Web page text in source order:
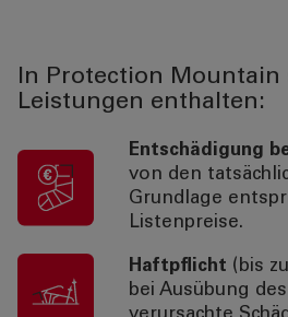
In Protection Mountain
Leistungen enthalten:
Entschädigung
von den
Grundlage
Listenpreise.
Haftpflicht (bis
bei Ausübung